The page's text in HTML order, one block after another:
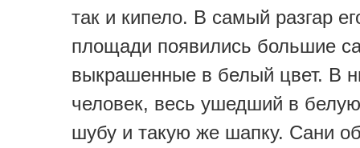
так и кипело. В самый разгар
площади появились большие
выкрашенные в белый цвет. В
человек, весь ушедший в
шубу и такую же шапку. Сани